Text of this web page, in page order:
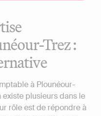
Trez :
à Plounéour-
existe plusieurs dans le
rôle est de répondre à